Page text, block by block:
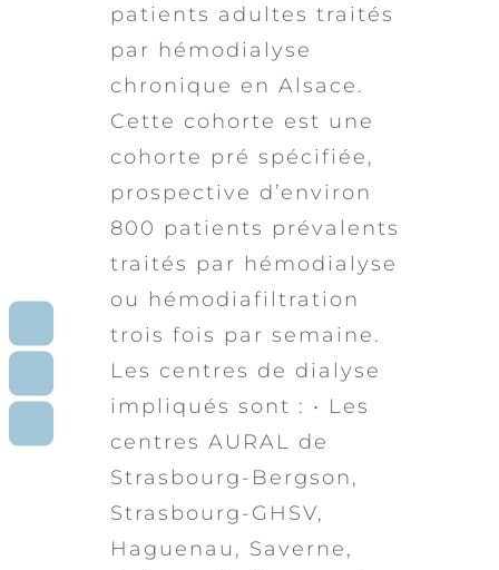
CONSULTATION
CONTACT
BOURSE
CONTACT
patients adultes traités
par hémodialyse
chronique en Alsace.
Cette cohorte est une
cohorte pré spécifiée,
prospective d’environ
800 patients prévalents
traités par hémodialyse
ou hémodiafiltration
trois fois par semaine.
Les centres de dialyse
impliqués sont : • Les
centres AURAL de
Strasbourg-Bergson,
Strasbourg-GHSV,
Haguenau, Saverne,